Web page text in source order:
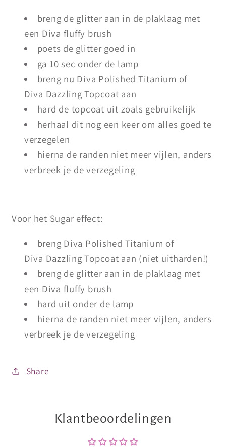
breng de glitter aan in de plaklaag met
een Diva fluffy brush
poets de glitter goed in
ga 10 sec onder de lamp
breng nu Diva Polished Titanium of
Diva Dazzling Topcoat aan
hard de topcoat uit zoals gebruikelijk
herhaal dit nog een keer om alles goed te
verzegelen
hierna de randen niet meer vijlen, anders
verbreek je de verzegeling
Voor het Sugar effect:
breng Diva Polished Titanium of
Diva Dazzling Topcoat aan (niet uitharden!)
breng de glitter aan in de plaklaag met
een Diva fluffy brush
hard uit onder de lamp
hierna de randen niet meer vijlen, anders
verbreek je de verzegeling
Share
Klantbeoordelingen